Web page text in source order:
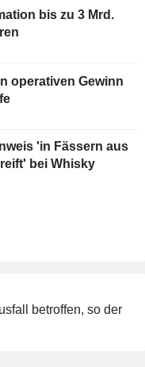
bis zu 3 Mrd.
operativen Gewinn
'in Fässern aus
bei Whisky
betroffen, so der